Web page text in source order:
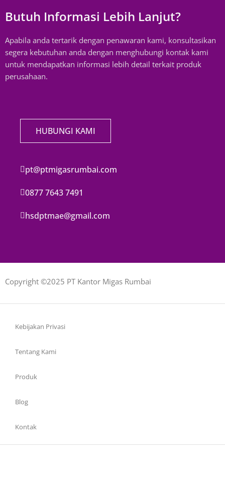
Butuh Informasi Lebih Lanjut?
Apabila anda tertarik dengan penawaran kami, konsultasikan
segera kebutuhan anda dengan menghubungi kontak kami
untuk mendapatkan informasi lebih detail terkait produk
perusahaan.
HUBUNGI KAMI
pt@ptmigasrumbai.com
0877 7643 7491
hsdptmae@gmail.com
Copyright ©2025 PT Kantor Migas Rumbai
Kebijakan Privasi
Tentang Kami
Produk
Blog
Kontak